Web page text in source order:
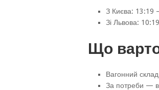
З Києва: 13:19
Зі Львова:
Що варто
Вагонний
За потреби —